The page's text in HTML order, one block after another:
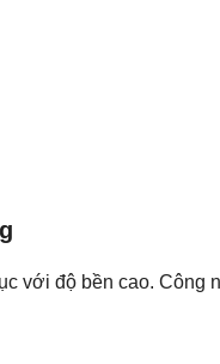
với độ bền cao.